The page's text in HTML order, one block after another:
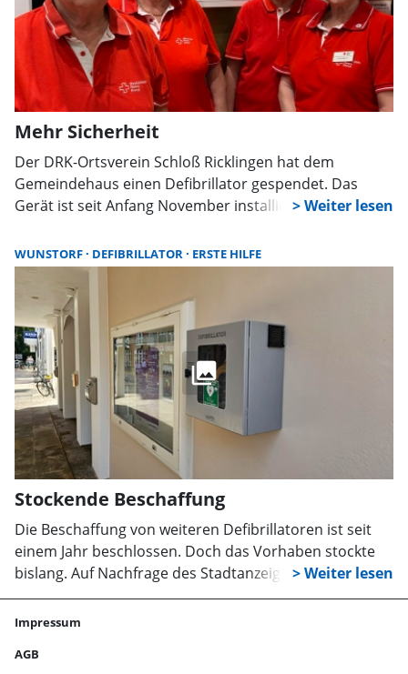
Mehr Sicherheit
Der DRK-Ortsverein Schloß Ricklingen hat dem
Gemeindehaus einen Defibrillator gespendet. Das
Gerät ist seit Anfang November installiert und auch für
zahlreichen Veranstaltungen im Gemeindehaus erhöht
werden.
WUNSTORF DEFIBRILLATOR ERSTE HILFE
Stockende Beschaffung
Die Beschaffung von weiteren Defibrillatoren ist seit
einem Jahr beschlossen. Doch das Vorhaben stockte
bislang. Auf Nachfrage des Stadtanzeigers meldet die
Stadt nun einen Liefertermin und nennt Gründe für die
bisherige Verzögerung.
Impressum
AGB